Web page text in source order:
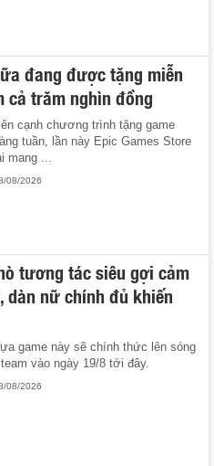
đang được tặng miễn
cả trăm nghìn đồng
cạnh chương trình tặng game
tuần, lần này Epic Games Store
mang ...
08/2026
tương tác siêu gợi cảm
dàn nữ chính đủ khiến
game này sẽ chính thức lên sóng
vào ngày 19/8 tới đây.
08/2026